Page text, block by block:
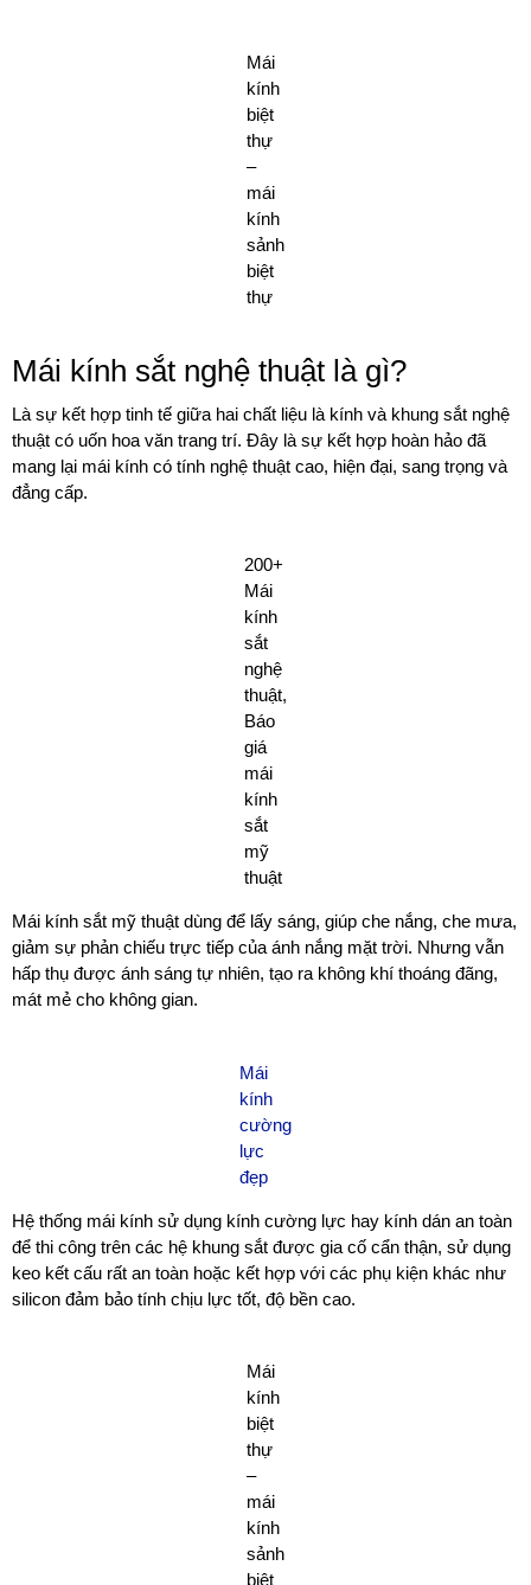
Mái
kính
biệt
thự
–
mái
kính
sảnh
biệt
thự
Mái kính sắt nghệ thuật là gì?
Là sự kết hợp tinh tế giữa hai chất liệu là kính và khung sắt nghệ
thuật có uốn hoa văn trang trí. Đây là sự kết hợp hoàn hảo đã
mang lại mái kính có tính nghệ thuật cao, hiện đại, sang trọng và
đẳng cấp.
200+
Mái
kính
sắt
nghệ
thuật,
Báo
giá
mái
kính
sắt
mỹ
thuật
Mái kính sắt mỹ thuật dùng để lấy sáng, giúp che nắng, che mưa,
giảm sự phản chiếu trực tiếp của ánh nắng mặt trời. Nhưng vẫn
hấp thụ được ánh sáng tự nhiên, tạo ra không khí thoáng đãng,
mát mẻ cho không gian.
Mái
kính
cường
lực
đẹp
Hệ thống mái kính sử dụng kính cường lực hay kính dán an toàn
để thi công trên các hệ khung sắt được gia cố cẩn thận, sử dụng
keo kết cấu rất an toàn hoặc kết hợp với các phụ kiện khác như
silicon đảm bảo tính chịu lực tốt, độ bền cao.
Mái
kính
biệt
thự
–
mái
kính
sảnh
biệt